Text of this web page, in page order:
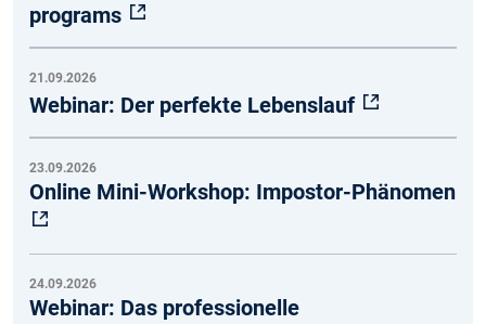
programs
21.09.2026
Webinar: Der perfekte Lebenslauf
23.09.2026
Online Mini-Workshop: Impostor-Phänomen
24.09.2026
Webinar: Das professionelle